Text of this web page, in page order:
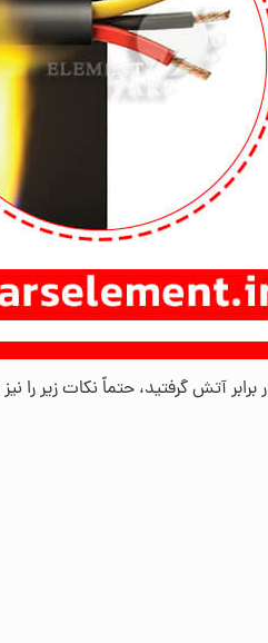
آتش گرفتید، حتماً نکات زیر را